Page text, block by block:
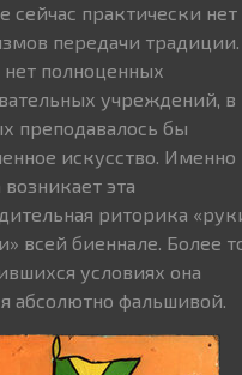
сейчас практически нет
передачи
нет полноценных
учреждений, в
преподавалось бы
искусство. Именно
эта
риторика
всей биеннале. Более
условиях она
абсолютно фальшивой.